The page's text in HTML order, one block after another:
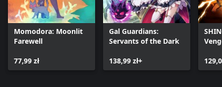
Momodora: Moonlit
Farewell
77,99 zł
Gal Guardians:
Servants of the Dark
138,99 zł+